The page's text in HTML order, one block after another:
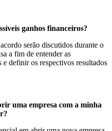
ganhos financeiros?
serão discutidos durante o
a fim de entender as
definir os respectivos resultados
uma empresa com a minha